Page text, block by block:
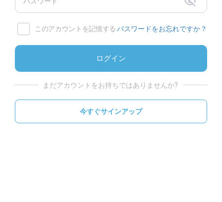
このアカウントを記憶する パスワードをお忘れですか？
ログイン
まだアカウントをお持ちではありませんか?
今すぐサインアップ